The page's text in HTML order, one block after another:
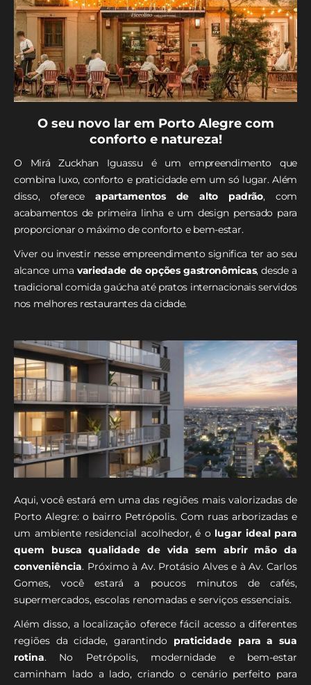
O seu novo lar em Porto Alegre com
conforto e natureza!
O Mirá Zuckhan Iguassu é um empreendimento que
combina luxo, conforto e praticidade em um só lugar. Além
disso, ofereceapartamentos de alto padrão, com
acabamentos de primeira linha e um design pensado para
proporcionar o máximo de conforto e bem-estar.
Viver ou investir nesse empreendimento significa ter ao seu
alcance uma variedade de opções gastronômicas, desde a
tradicional comida gaúcha até pratos internacionais servidos
nos melhores restaurantes da cidade.
Aqui, você estará em uma das regiões mais valorizadas de
Porto Alegre: o bairro Petrópolis. Com ruas arborizadas e
um ambiente residencial acolhedor, é o lugar ideal para
quem busca qualidade de vida sem abrir mão da
conveniência. Próximo à Av. Protásio Alves e à Av. Carlos
Gomes, você estará a poucos minutos de cafés,
supermercados, escolas renomadas e serviços essenciais.
Além disso, a localização oferece fácil acesso a diferentes
regiões da cidade, garantindo praticidade para a sua
rotina. No Petrópolis, modernidade e bem-estar
caminham lado a lado, criando o cenário perfeito para